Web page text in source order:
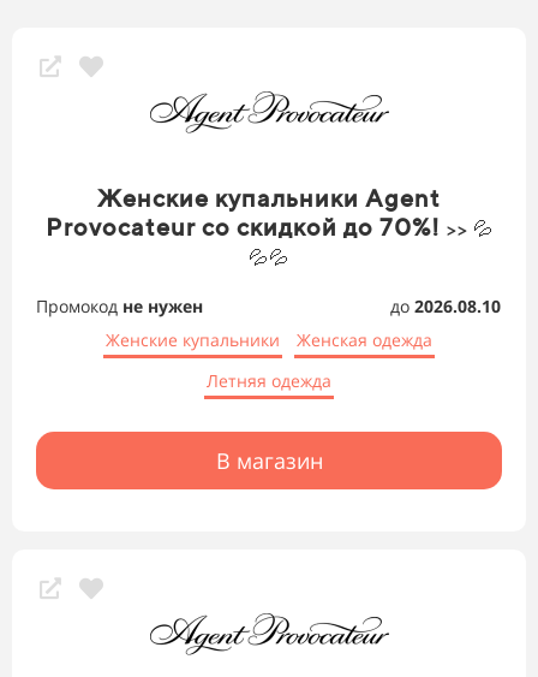
Женские купальники Agent
Provocateur со скидкой до 70%! >> 💦
💦💦
Промокод не нужен до 2026.08.10
Женские купальники
Женская одежда
Летняя одежда
В магазин